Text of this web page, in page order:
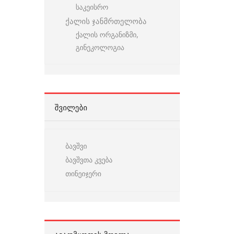
საკეისრო
ქალის ჯანმრთელობა
ქალის ორგანიზმი,
გინეკოლოგია
ᲨᲕᲘᲚᲔᲑᲘ
ბავშვი
ბავშვთა კვება
თინეიჯერი